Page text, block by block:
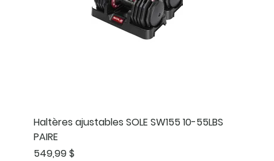
Haltères ajustables SOLE SW155 10-55LBS
PAIRE
Prix
549,99 $